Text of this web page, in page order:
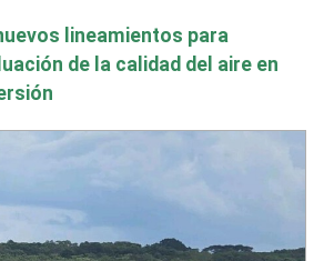
lineamientos para
de la calidad del aire en